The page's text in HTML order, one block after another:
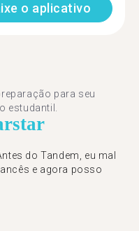
o aplicativo
para seu
estudantil.
star
do Tandem, eu mal
e agora posso